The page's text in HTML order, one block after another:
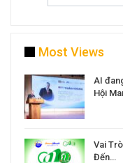
Most Views
AI
Hội
Vai
Đến…